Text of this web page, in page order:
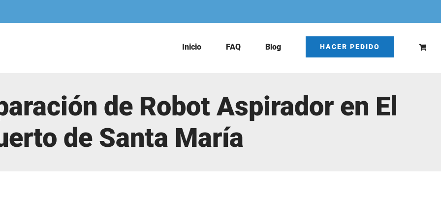
Inicio FAQ Blog HACER PEDIDO
de Robot Aspirador en El
de Santa María